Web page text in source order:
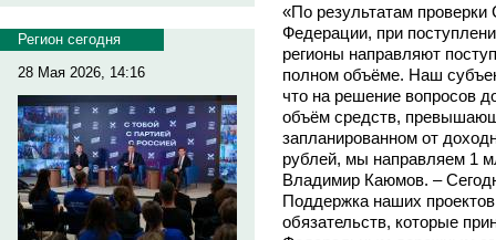
Регион сегодня
28 Мая 2026, 14:16
«По результатам
Федерации, при
регионы направляют
полном объёме. Наш
что на решение вопросов
объём средств,
запланированном от
рублей, мы направляем 1
Владимир Каюмов. –
Поддержка наших
обязательств, которые